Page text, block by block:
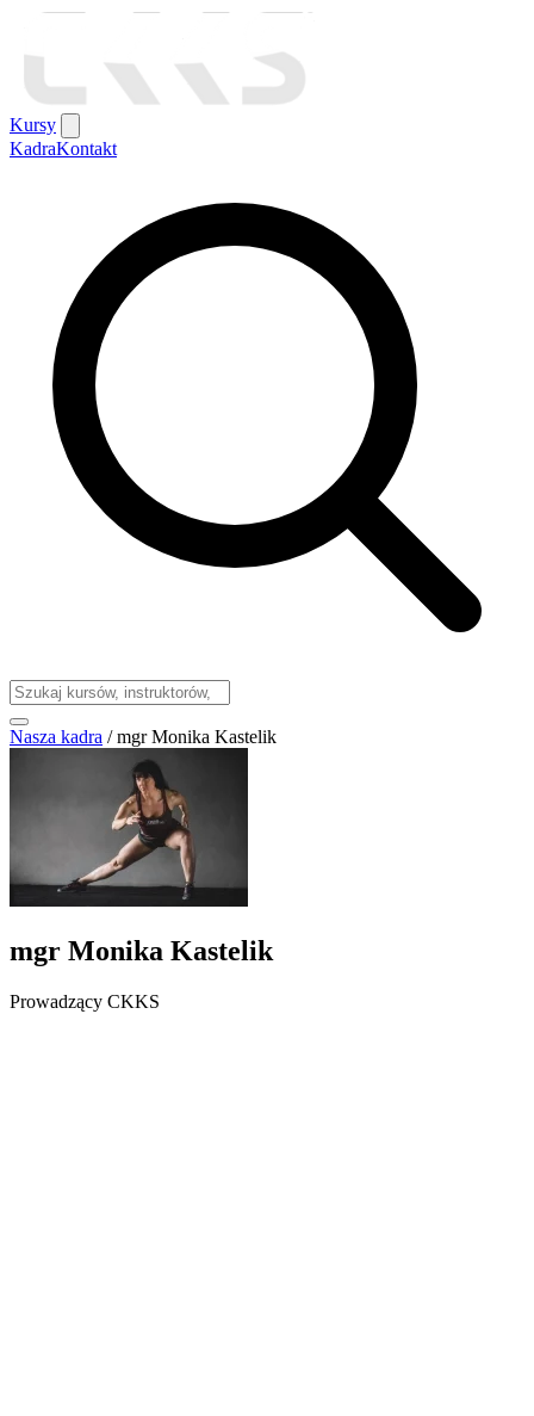
Kursy
KadraKontakt
Nasza kadra / mgr Monika Kastelik
mgr Monika Kastelik
Prowadzący CKKS